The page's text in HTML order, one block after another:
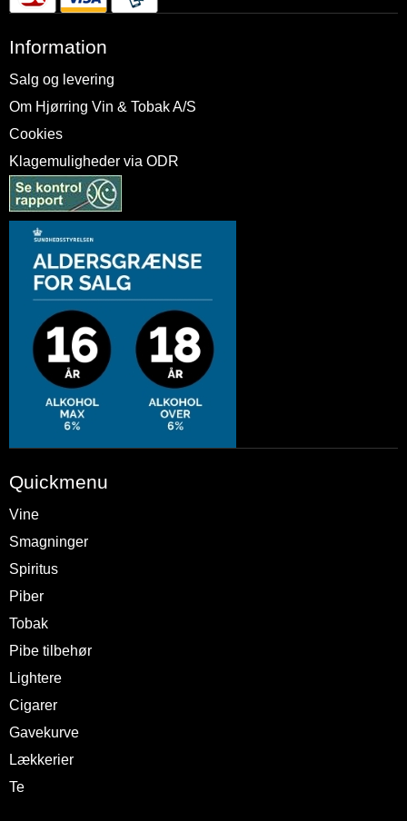
Information
Salg og levering
Om Hjørring Vin & Tobak A/S
Cookies
Klagemuligheder via ODR
Quickmenu
Vine
Smagninger
Spiritus
Piber
Tobak
Pibe tilbehør
Lightere
Cigarer
Gavekurve
Lækkerier
Te